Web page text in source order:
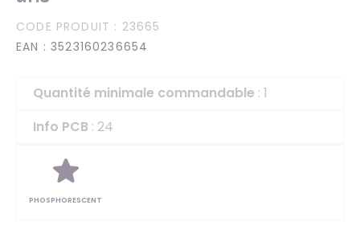
CODE PRODUIT : 23665
EAN : 3523160236654
Quantité minimale commandable : 1
Info PCB : 24
PHOSPHORESCENT